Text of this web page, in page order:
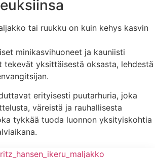
tai ruukku on kuin kehys kasvin
minikasvihuoneet ja kauniisti
tekevät yksittäisestä oksasta, lehdestä
erityisesti puutarhuria, joka
väreistä ja rauhallisesta
tykkää tuoda luonnon yksityiskohtia